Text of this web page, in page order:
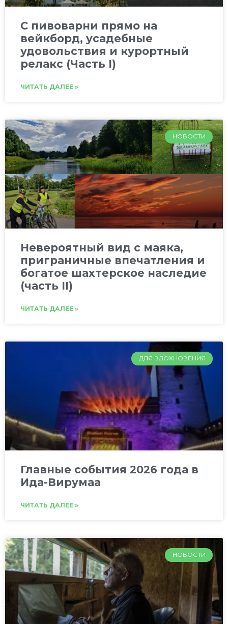
C пивоварни прямо на
вейкборд, усадебные
удовольствия и курортный
релакс (Часть I)
ЧИТАТЬ ДАЛЕЕ »
НОВОСТИ
Невероятный вид с маяка,
приграничные впечатления и
богатое шахтерское наследие
(часть II)
ЧИТАТЬ ДАЛЕЕ »
ДЛЯ ВДОХНОВЕНИЯ
Главные события 2026 года в
Ида-Вирумаа
ЧИТАТЬ ДАЛЕЕ »
НОВОСТИ